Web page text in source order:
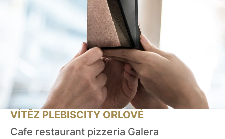
VÍTĚZ PLEBISCITY ORLOVÉ
Cafe restaurant pizzeria Galera